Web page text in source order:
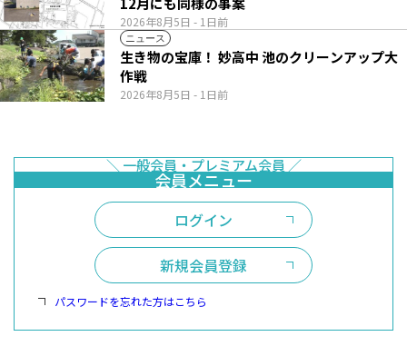
2026年8月5日 - 1日前
ニュース
2026年8月5日 - 1日前
生き物の宝庫！ 妙高中 池のクリーンアップ大
作戦
ログイン
新規会員登録
パスワードを忘れた方はこちら